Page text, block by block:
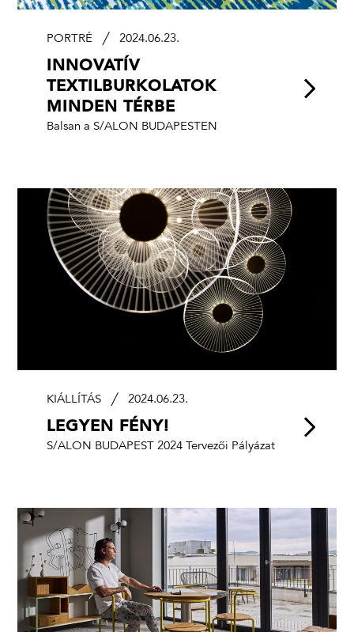
PORTRÉ 2024.06.23.
INNOVATÍV
TEXTILBURKOLATOK
MINDEN TÉRBE
Balsan a S/ALON BUDAPESTEN
KIÁLLÍTÁS 2024.06.23.
LEGYEN FÉNY!
S/ALON BUDAPEST 2024 Tervezői Pályázat